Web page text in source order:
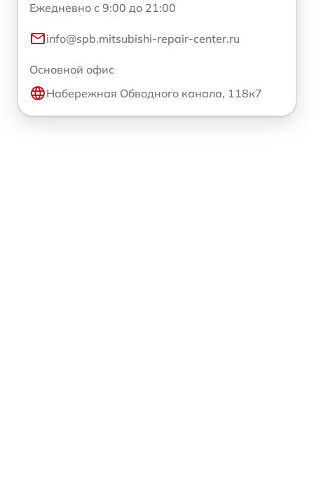
Ежедневно с 9:00 до 21:00
info@spb.mitsubishi-repair-center.ru
Основной офис
Набережная Обводного канала, 118к7